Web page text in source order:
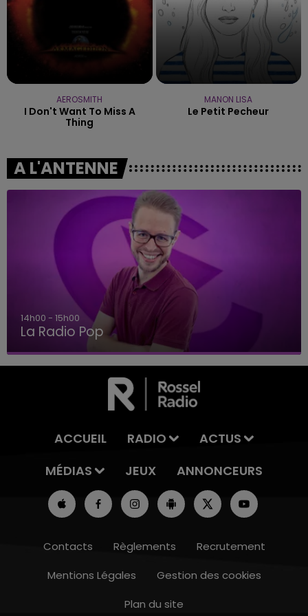
10h00 - 14h00
AEROSMITH
I Don't Want To Miss A
Thing
MANON LISA
Le Petit Pecheur
A L'ANTENNE
14h00 - 15h00
La Radio Pop
ACCUEIL RADIO
ACTUS
MÉDIAS
JEUX ANNONCEURS
Contacts Règlements
Recrutement
Mentions Légales
Gestion des cookies
Plan du site